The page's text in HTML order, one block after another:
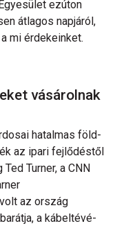
ezúton
átlagos napjáról,
mi érdekeinket.
vásárolnak
hatalmas föld-
az ipari fejlődéstől
Turner, a CNN
az ország
a kábeltévé-